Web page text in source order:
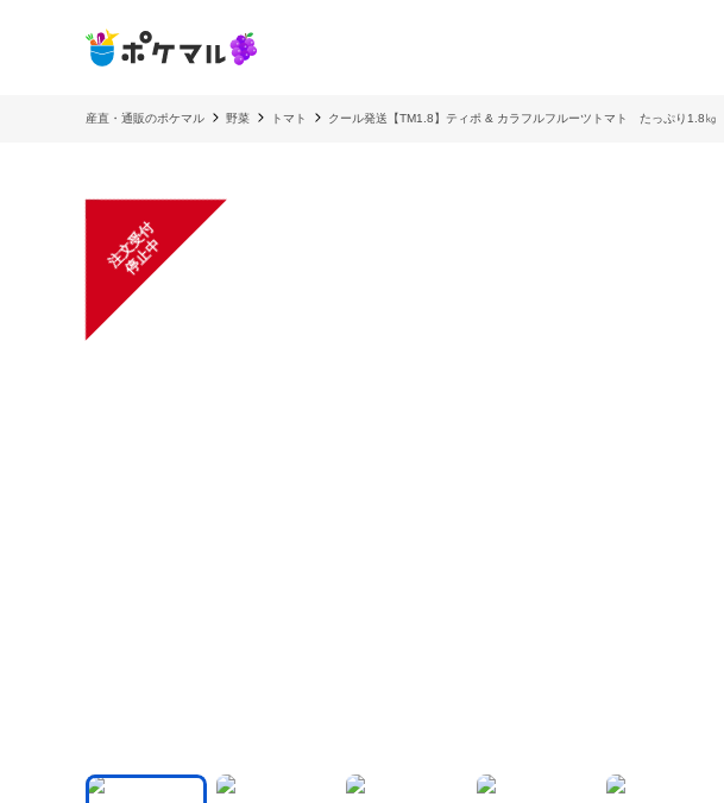
産直・通販のポケマル 野菜 トマト クール発送【TM1.8】ティポ & カラフルフルーツトマト たっぷり1.8㎏
注
文
受
付
停
止
中